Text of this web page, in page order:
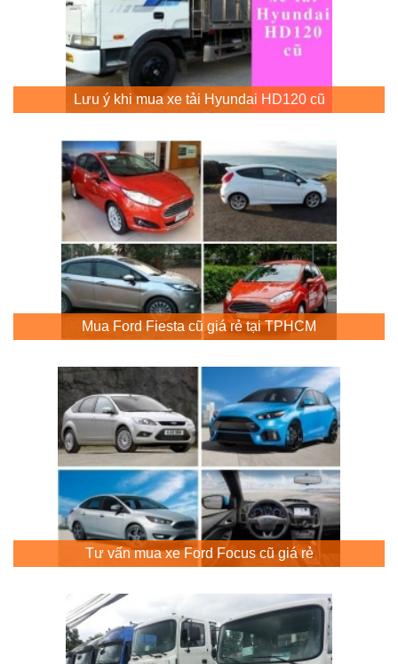
Lưu ý khi mua xe tải Hyundai HD120 cũ
Mua Ford Fiesta cũ giá rẻ tại TPHCM
Tư vấn mua xe Ford Focus cũ giá rẻ